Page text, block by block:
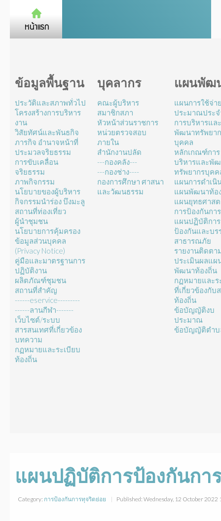
ข้อมูลพื้นฐาน
ประวัติและสภาพทั่วไป
โครงสร้างการบริหาร
งาน
วิสัยทัศน์และพันธกิจ
ภารกิจ อำนาจหน้าที่
ประมวลจริยธรรม
การขับเคลื่อน
จริยธรรม
ภาพกิจกรรม
นโยบายของผู้บริหาร
กิจกรรมนำร่อง บึงมะลู
สถานที่ท่องเที่ยว
ผู้นำชุมชน
นโยบายการคุ้มครอง
ข้อมูลส่วนบุคคล
(Privacy Notice)
คู่มือและมาตรฐานการ
ปฏิบัติงาน
ผลิตภัณฑ์ชุมชน
สถานที่สำคัญ
------eservice---------
------ลานกีฬา-------
เว็บไซต์/ระบบ
สารสนเทศที่เกี่ยวข้อง
บทความ
กฏหมายและระเบียบ
ท้องถิ่น
บุคลากร
คณะผู้บริหาร
สมาชิกสภา
หัวหน้าส่วนราชการ
หน่วยตรวจสอบ
ภายใน
สำนักงานปลัด
---กองคลัง---
---กองช่าง----
กองการศึกษา ศาสนา
และวัฒนธรรม
แผนพัฒ
แผนการใช้จ่า
ประมาณประ
การบริหารแล
พัฒนาทรัพยา
บุคคล
หลักเกณฑ์การ
บริหารและพั
ทรัพยากรบุคค
แผนการดำเนิ
แผนพัฒนาท้อ
แผนยุทธศาส
การป้องกันกา
แผนปฏิบัติการ
ป้องกันและบร
สาธารณภัย
รายงานติดตา
ประเมินผลแผ
พัฒนาท้องถิ่น
กฏหมายและร
ที่เกี่ยวข้องกับ
ท้องถิ่น
ข้อบัญญัติงบ
ประมาณ
ข้อบัญญัติตำบ
แผนปฏิบัติการป้องกันกา
Category: การป้องกันการทุจริตย่อย Published: Wednesday, 12 October